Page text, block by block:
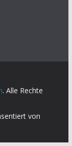
. Alle Rechte
von